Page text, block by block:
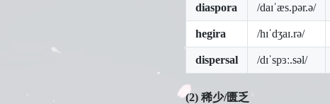
diaspora /daɪˈæs.pər.ə/
hegira /hɪˈdʒaɪ.rə/
dispersal /dɪˈspɜː.səl/
(2) 稀少/匮乏